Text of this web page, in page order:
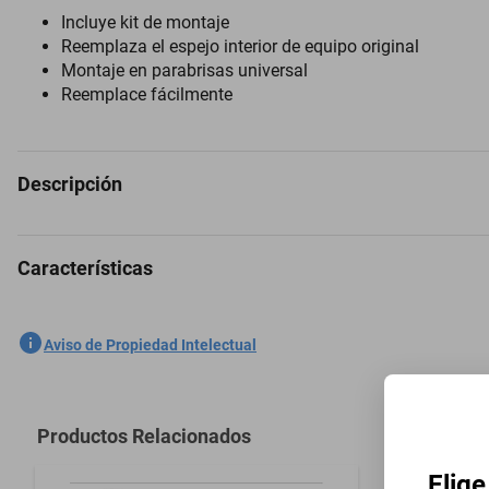
Incluye kit de montaje
Reemplaza el espejo interior de equipo original
Montaje en parabrisas universal
Reemplace fácilmente
Descripción
Espejo Retrovisor para Nissan D23 2015 a 2020
Características
SKU
PILOT
Modelo
Aviso de Propiedad Intelectual
Productos Relacionados